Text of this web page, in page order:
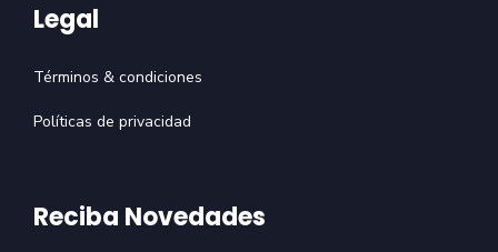
Legal
Términos & condiciones
Políticas de privacidad
Reciba Novedades